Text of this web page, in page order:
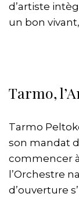
d’artiste
un bon
Tarmo,
Tarmo
son mandat
commencer
l’Orchestre
d’ouverture